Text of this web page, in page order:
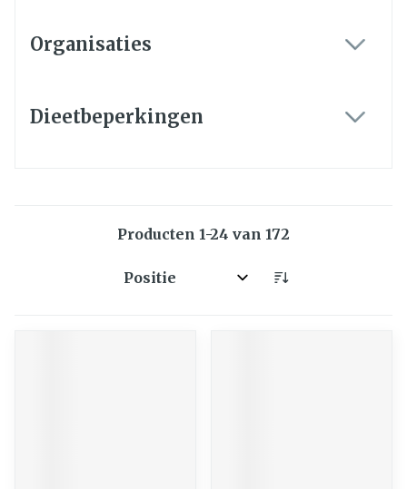
Organisaties
Dieetbeperkingen
Producten 1-24 van 172
Sorteer op: